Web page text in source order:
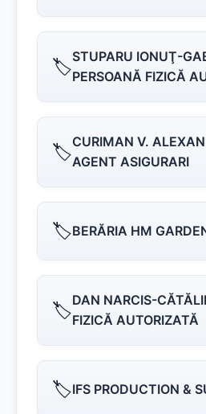
🏷️STUPARU IONUŢ-
PERSOANĂ FIZICĂ
🏷️CURIMAN V.
AGENT ASIGURARI
🏷️BERĂRIA HM
🏷️DAN NARCIS-
FIZICĂ AUTORIZATĂ
🏷️IFS PRODUCTION &